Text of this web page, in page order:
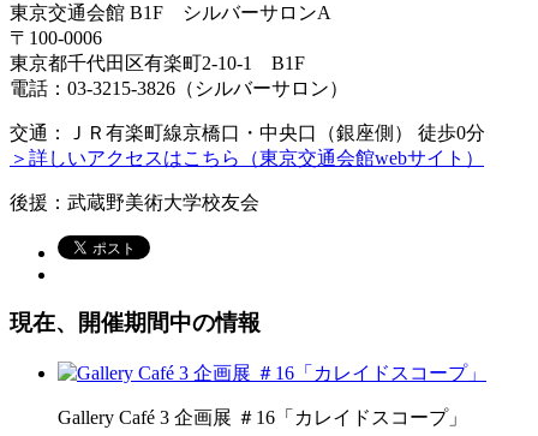
東京交通会館 B1F シルバーサロンA
〒100-0006
東京都千代田区有楽町2-10-1 B1F
電話：03-3215-3826（シルバーサロン）
交通：ＪＲ有楽町線京橋口・中央口（銀座側） 徒歩0分
＞詳しいアクセスはこちら（東京交通会館webサイト）
後援：武蔵野美術大学校友会
現在、開催期間中の情報
Gallery Café 3 企画展 ＃16「カレイドスコープ」